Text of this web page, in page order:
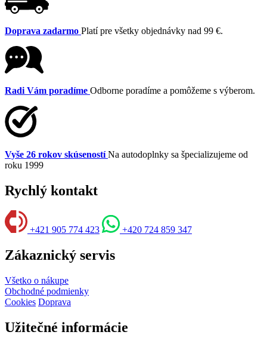
Doprava zadarmo Platí pre všetky objednávky nad 99 €.
Radi Vám poradíme Odborne poradíme a pomôžeme s výberom.
Vyše 26 rokov skúseností Na autodoplnky sa špecializujeme od
roku 1999
Rychlý kontakt
+421 905 774 423 +420 724 859 347
Zákaznický servis
Všetko o nákupe
Obchodné podmienky
Cookies Doprava
Užitečné informácie